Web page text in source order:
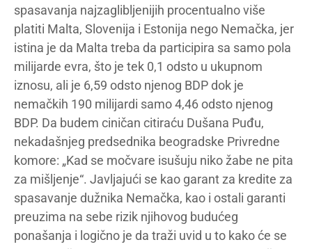
spasavanja najzaglibljenijih procentualno više
platiti Malta, Slovenija i Estonija nego Nemačka, jer
istina je da Malta treba da participira sa samo pola
milijarde evra, što je tek 0,1 odsto u ukupnom
iznosu, ali je 6,59 odsto njenog BDP dok je
nemačkih 190 milijardi samo 4,46 odsto njenog
BDP. Da budem ciničan citiraću Dušana Puđu,
nekadašnjeg predsednika beogradske Privredne
komore: „Kad se močvare isušuju niko žabe ne pita
za mišljenje“. Javljajući se kao garant za kredite za
spasavanje dužnika Nemačka, kao i ostali garanti
preuzima na sebe rizik njihovog budućeg
ponašanja i logično je da traži uvid u to kako će se